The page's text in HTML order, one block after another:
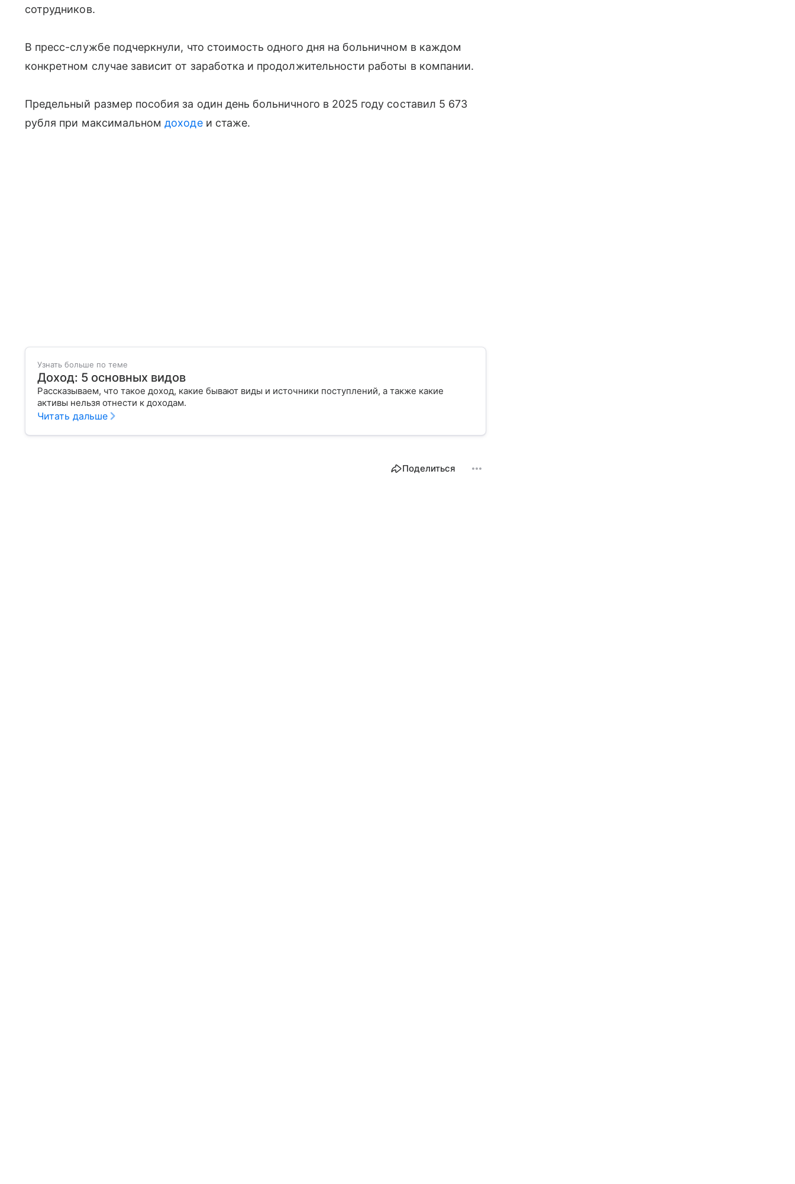
сотрудников.
В пресс-службе подчеркнули, что стоимость одного дня на больничном в каждом
конкретном случае зависит от заработка и продолжительности работы в компании.
Предельный размер пособия за один день больничного в 2025 году составил 5 673
рубля при максимальномдоходеи стаже.
Узнать больше по теме
Доход: 5 основных видов
Рассказываем, что такое доход, какие бывают виды и источники поступлений, а также какие
активы нельзя отнести к доходам.
Читать дальше
Поделиться